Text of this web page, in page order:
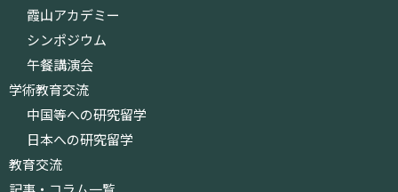
霞山アカデミー
シンポジウム
午餐講演会
学術教育交流
中国等への研究留学
日本への研究留学
教育交流